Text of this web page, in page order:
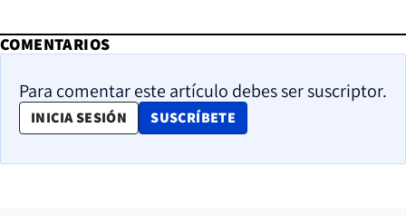
COMENTARIOS
Para comentar este artículo debes ser suscriptor.
INICIA SESIÓN SUSCRÍBETE
OPENS IN NEW WINDOW